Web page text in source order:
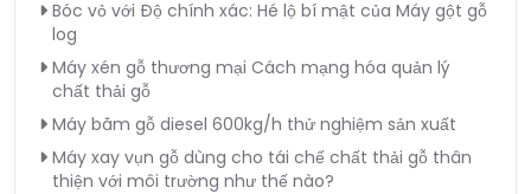
Bóc vỏ với Độ chính xác: Hé lộ bí mật của Máy gột gỗ
log
Máy xén gỗ thương mại Cách mạng hóa quản lý
chất thải gỗ
Máy băm gỗ diesel 600kg/h thử nghiệm sản xuất
Máy xay vụn gỗ dùng cho tái chế chất thải gỗ thân
thiện với môi trường như thế nào?